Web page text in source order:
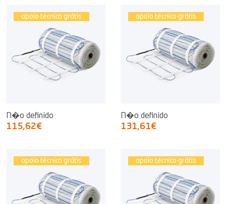
apoio técnico grátis
N�o definido
115,62€
apoio técnico grátis
N�o definido
131,61€
apoio técnico grátis apoio técnico grátis